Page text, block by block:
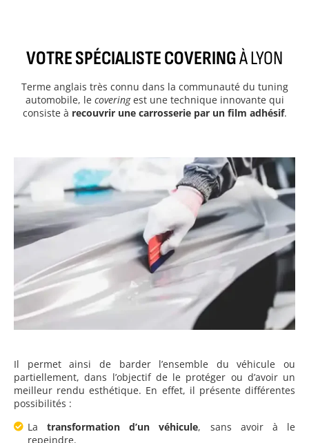
VOTRE SPÉCIALISTE COVERINGÀ LYON
Terme anglais très connu dans la communauté du tuning
automobile, le coveringest une technique innovante qui
consiste à recouvrir une carrosserie par un film adhésif.
Il permet ainsi de barder l’ensemble du véhicule ou
partiellement, dans l’objectif de le protéger ou d’avoir un
meilleur rendu esthétique. En effet, il présente différentes
possibilités :
Latransformation d’un véhicule, sans avoir à le
repeindre.